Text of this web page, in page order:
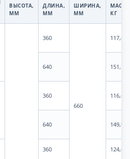
ВЫСОТА,
ММ
ДЛИНА,
ММ
ШИРИНА,
ММ
КГ
360
660
117,43
640 151,15
360 116,63
640 149,99
360 124,69